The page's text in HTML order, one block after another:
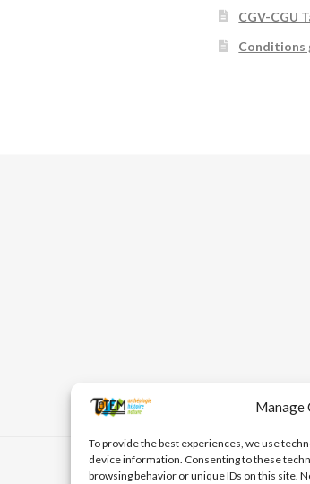
Manage
To provide the best experiences, we use
device information. Consenting to these
browsing behavior or unique IDs on this site.
CGV-CGU
Conditions